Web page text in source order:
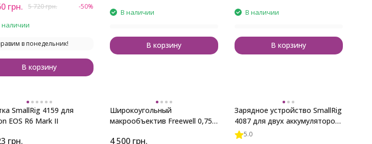
грн. 5 720грн. -50%
наличии
в понедельник!
В корзину
В наличии
В корзину
В наличии
В корзину
SmallRig 4159 для
EOS R6 Mark II
грн.
Широкоугольный
макрообъектив Freewell 0,75x
Silver
4 500 грн.
Зарядное устройство SmallRig
4087 для двух аккумуляторов
NP-FZ100 (уценка)
5.0